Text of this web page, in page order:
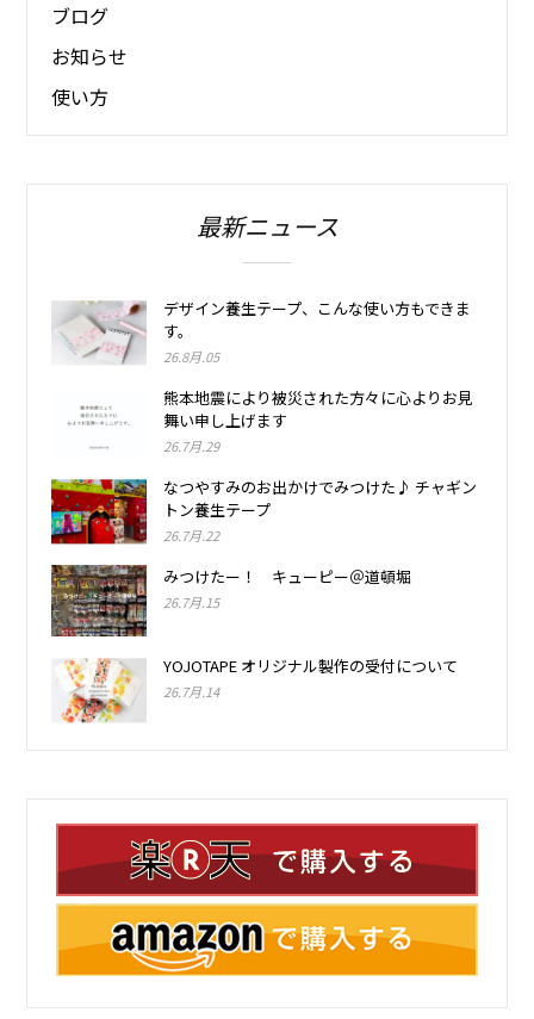
ブログ
お知らせ
使い方
最新ニュース
デザイン養生テープ、こんな使い方もできま
す。
26.8月.05
熊本地震により被災された方々に心よりお見
舞い申し上げます
26.7月.29
なつやすみのお出かけでみつけた♪ チャギン
トン養生テープ
26.7月.22
みつけたー！ キューピー＠道頓堀
26.7月.15
YOJOTAPE オリジナル製作の受付について
26.7月.14